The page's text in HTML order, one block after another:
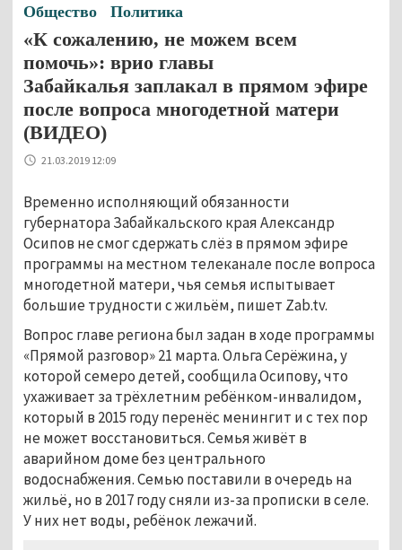
Общество Политика
«К сожалению, не можем всем
помочь»: врио главы
Забайкалья заплакал в прямом эфире
после вопроса многодетной матери
(ВИДЕО)
21.03.2019 12:09
Временно исполняющий обязанности
губернатора Забайкальского края Александр
Осипов не смог сдержать слёз в прямом эфире
программы на местном телеканале после вопроса
многодетной матери, чья семья испытывает
большие трудности с жильём, пишет Zab.tv.
Вопрос главе региона был задан в ходе программы
«Прямой разговор» 21 марта. Ольга Серёжина, у
которой семеро детей, сообщила Осипову, что
ухаживает за трёхлетним ребёнком-инвалидом,
который в 2015 году перенёс менингит и с тех пор
не может восстановиться. Семья живёт в
аварийном доме без центрального
водоснабжения. Семью поставили в очередь на
жильё, но в 2017 году сняли из-за прописки в селе.
У них нет воды, ребёнок лежачий.